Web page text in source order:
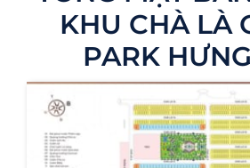
KHU CHÀ LÀ
PARK